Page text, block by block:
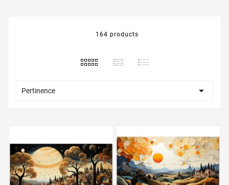
164 products
Pertinence 